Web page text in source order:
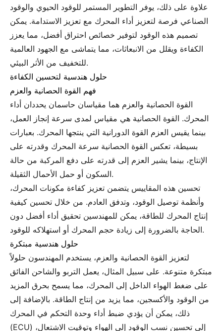
علاوة على ذلك، يوفر التطوير المستمر للوقود الحيوي والوقود
الصناعي فرصة لتعزيز أداء المحرك مع تعزيز الاستدامة. يمكن
تصميم هذه الوقود لتوفير خصائص احتراق أفضل، مما يعزز
الكفاءة ويقلل من الانبعاثات، مما يتماشى مع الجهود العالمية
للتخفيف من الأثر البيئي.
حلول هندسية لتحسين الكفاءة
فهم القوة الحصانية والعزم
القوة الحصانية والعزم هما مقياسان حاسمان يحددان أداء
المحرك. القوة الحصانية هي مقياس لمدى سرعة إنجاز العمل،
بينما يقيس العزم القوة الدورانية التي ينتجها المحرك. بعبارات
بسيطة، تعكس القوة الحصانية سرعة المحرك وقدرته على
الإنتاج، بينما يشير العزم إلى قدرته على دفع المركبة من حالة
السكون أو حمل الأحمال الثقيلة.
تحسين هذه المقاييس يتضمن تعزيز كفاءة مكونات المحرك،
وأنظمة توصيل الوقود، وتدفق العادم. من خلال تحسين كيفية
إنتاج المحرك للطاقة، يمكن للمهندسين تحقيق أداء أفضل دون
الحاجة بالضرورة إلى زيادة حجم المحرك أو استهلاكه للوقود.
حلول هندسية مبتكرة
لتعزيز القوة الحصانية والعزم، يستخدم المهندسون حلولاً
مبتكرة متنوعة. على سبيل المثال، يعمل التربو والشاحن الفائق
على ضغط الهواء الداخل إلى المحرك، مما يسمح بحرق المزيد
من الوقود والأكسجين، مما يزيد من إنتاج الطاقة. بالإضافة إلى
ذلك، يمكن أن يؤدي ضبط أداء وحدة التحكم في المحرك
(ECU) إلى تحسين نسب الوقود إلى الهواء وتوقيت الاشتعال،